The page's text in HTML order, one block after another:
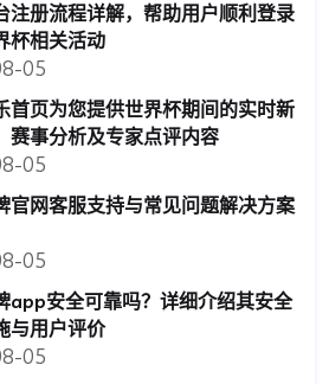
注册流程详解，帮助用户顺利登录
杯相关活动
05
首页为您提供世界杯期间的实时新
赛事分析及专家点评内容
05
官网客服支持与常见问题解决方案
05
app安全可靠吗？详细介绍其安全
与用户评价
05